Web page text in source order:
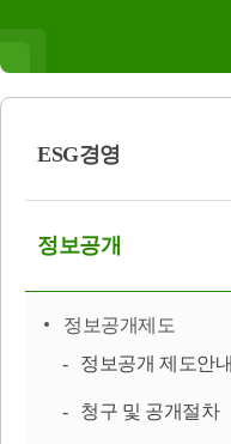
ESG경영
정보공개
정보공개제도
정보공개 제도안내
청구 및 공개절차